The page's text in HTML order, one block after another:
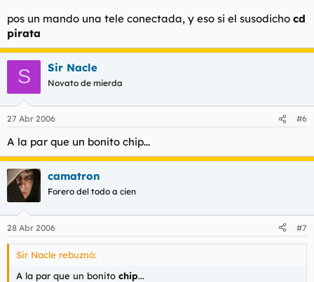
pos un mando una tele conectada, y eso si el susodicho cd
pirata
S Sir Nacle
Novato de mierda
27 Abr 2006 #6
A la par que un bonito chip...
camatron
Forero del todo a cien
28 Abr 2006 #7
Sir Nacle rebuznó:
A la par que un bonito chip...